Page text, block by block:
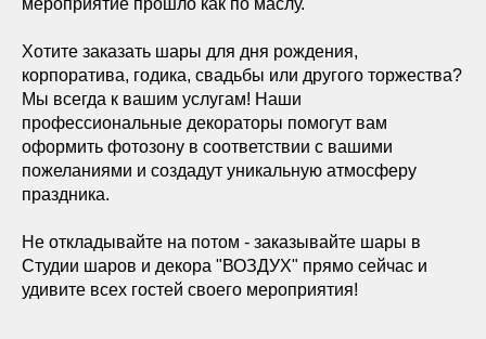
мероприятие прошло как по маслу.
Хотите заказать шары для дня рождения,
корпоратива, годика, свадьбы или другого торжества?
Мы всегда к вашим услугам! Наши
профессиональные декораторы помогут вам
оформить фотозону в соответствии с вашими
пожеланиями и создадут уникальную атмосферу
праздника.
Не откладывайте на потом - заказывайте шары в
Студии шаров и декора "ВОЗДУХ" прямо сейчас и
удивите всех гостей своего мероприятия!